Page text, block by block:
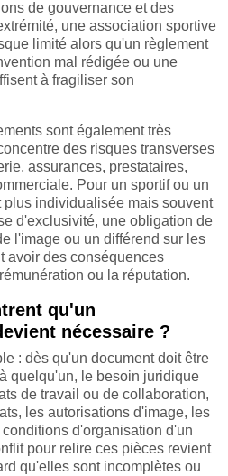
de gouvernance et des
une association sportive
limité alors qu'un règlement
mal rédigée ou une
à fragiliser son
sont également très
des risques transverses
assurances, prestataires,
Pour un sportif ou un
individualisée mais souvent
d'exclusivité, une obligation de
l'image ou un différend sur les
avoir des conséquences
ou la réputation.
qu'un
nécessaire ?
: dès qu'un document doit être
quelqu'un, le besoin juridique
de travail ou de collaboration,
les autorisations d'image, les
d'organisation d'un
pour relire ces pièces revient
qu'elles sont incomplètes ou